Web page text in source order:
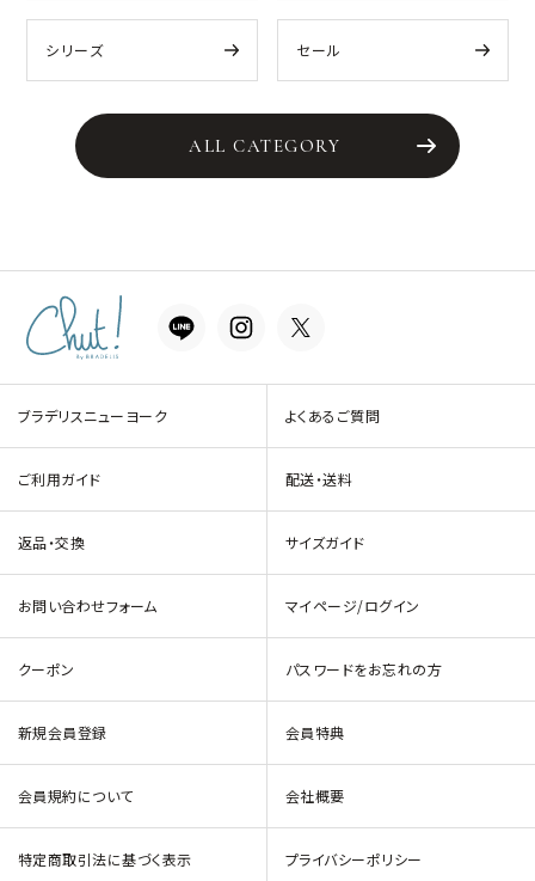
シリーズ セール
ALL CATEGORY
ブラデリスニューヨーク よくあるご質問
ご利用ガイド 配送・送料
返品・交換 サイズガイド
お問い合わせフォーム マイページ/ログイン
クーポン パスワードをお忘れの方
新規会員登録 会員特典
会員規約について 会社概要
特定商取引法に基づく表示 プライバシーポリシー